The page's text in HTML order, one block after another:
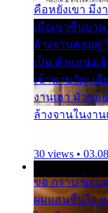
คือหยังเขา มีง
เมื่อเขาชื่นบา
ล้างจานคอยคู่
เป็น ตำแหน่งเ
เข้าพาขวัญ เสี
งานเฮา มัวซอ
ล้างจานในงาน
30 views •
ขอ กราบ ขอบ
ผมแสนชื่นใจ ห